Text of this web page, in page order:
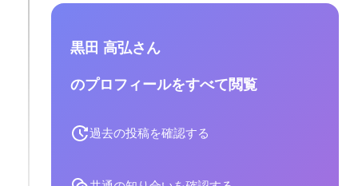
黒田 高弘さん
のプロフィールをすべて閲覧
過去の投稿を確認する